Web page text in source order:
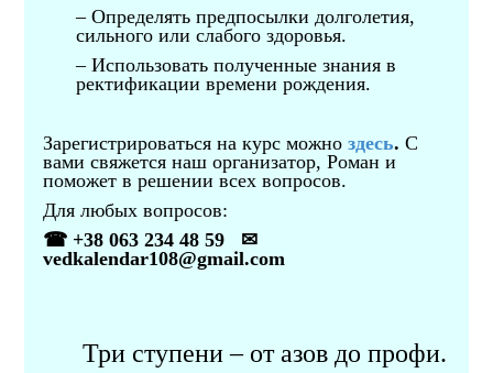
– Определять предпосылки долголетия,
сильного или слабого здоровья.
– Использовать полученные знания в
ректификации времени рождения.
Зарегистрироваться на курс можноздесь.С
вами свяжется наш организатор, Роман и
поможет в решении всех вопросов.
Для любых вопросов:
☎ +38 063 234 48 59 ✉
vedkalendar108@gmail.com
Три ступени – от азов до профи.